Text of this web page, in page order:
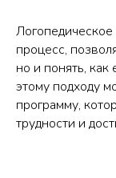
процесс,
но и понять,
этому подходу
программу,
трудности и